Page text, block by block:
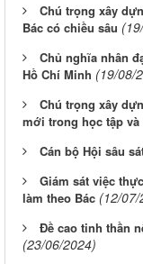
Chú trọng xây
Bác có chiều sâu
Chủ nghĩa nhân
Hồ Chí Minh (19/08/
Chú trọng xây
mới trong học tập và
Cán bộ Hội sâu
Giám sát việc
làm theo Bác (12/07/
Đề cao tinh thần
(23/06/2024)